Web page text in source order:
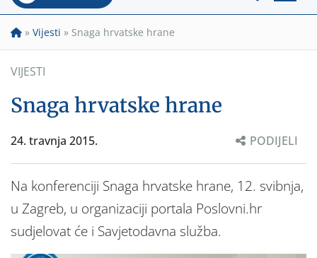
» Vijesti » Snaga hrvatske hrane
VIJESTI
Snaga hrvatske hrane
24. travnja 2015. PODIJELI
Na konferenciji Snaga hrvatske hrane, 12. svibnja,
u Zagreb, u organizaciji portala Poslovni.hr
sudjelovat će i Savjetodavna služba.